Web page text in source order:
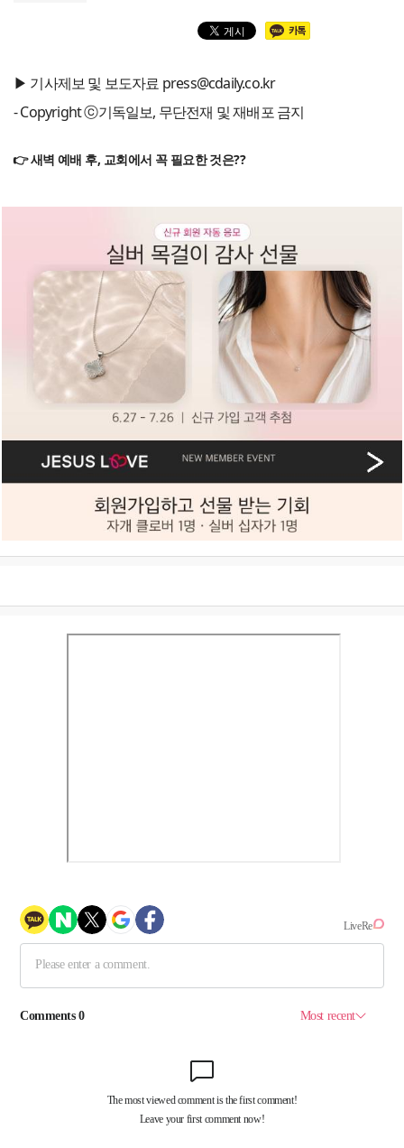
▶ 기사제보 및 보도자료 press@cdaily.co.kr
- Copyright ⓒ기독일보, 무단전재 및 재배포 금지
👉 새벽 예배 후, 교회에서 꼭 필요한 것은??